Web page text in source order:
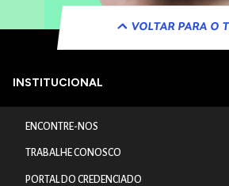
VOLTAR PARA O
INSTITUCIONAL
ENCONTRE-NOS
TRABALHE CONOSCO
PORTAL DO CREDENCIADO